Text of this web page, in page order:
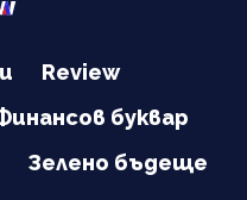
Review
буквар
Зелено бъдеще